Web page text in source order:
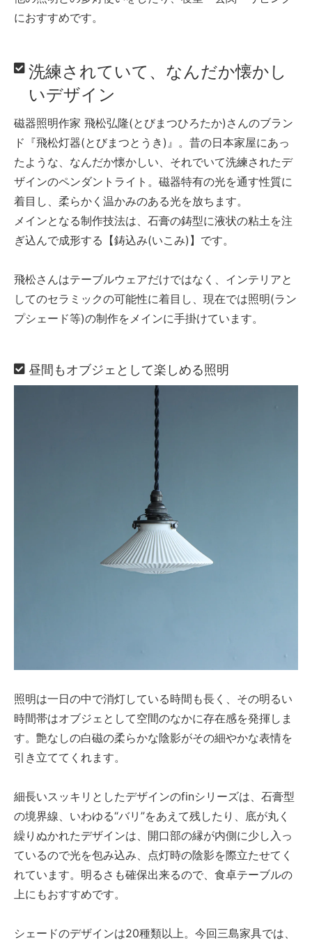
におすすめです。
洗練されていて、なんだか懐かし
いデザイン
磁器照明作家 飛松弘隆(とびまつひろたか)さんのブラン
ド『飛松灯器(とびまつとうき)』。昔の日本家屋にあっ
たような、なんだか懐かしい、それでいて洗練されたデ
ザインのペンダントライト。磁器特有の光を通す性質に
着目し、柔らかく温かみのある光を放ちます。
メインとなる制作技法は、石膏の鋳型に液状の粘土を注
ぎ込んで成形する【鋳込み(いこみ)】です。
飛松さんはテーブルウェアだけではなく、インテリアと
してのセラミックの可能性に着目し、現在では照明(ラン
プシェード等)の制作をメインに手掛けています。
昼間もオブジェとして楽しめる照明
照明は一日の中で消灯している時間も長く、その明るい
時間帯はオブジェとして空間のなかに存在感を発揮しま
す。艶なしの白磁の柔らかな陰影がその細やかな表情を
引き立ててくれます。
細長いスッキリとしたデザインのfinシリーズは、石膏型
の境界線、いわゆる“バリ”をあえて残したり、底が丸く
繰りぬかれたデザインは、開口部の縁が内側に少し入っ
ているので光を包み込み、点灯時の陰影を際立たせてく
れています。明るさも確保出来るので、食卓テーブルの
上にもおすすめです。
シェードのデザインは20種類以上。今回三島家具では、